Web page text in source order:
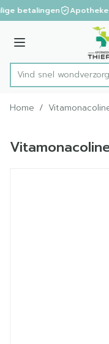
Ga naar de inhoud
1 van 1
betalingen
Menu
Product, merk,
Vind snel
Home /